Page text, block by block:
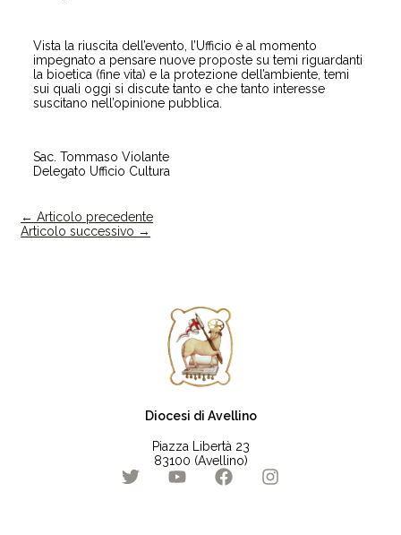
Vista la riuscita dell’evento, l’Ufficio è al momento
impegnato a pensare nuove proposte su temi riguardanti
la bioetica (fine vita) e la protezione dell’ambiente, temi
sui quali oggi si discute tanto e che tanto interesse
suscitano nell’opinione pubblica.
Sac. Tommaso Violante
Delegato Ufficio Cultura
← Articolo precedente
Articolo successivo →
Diocesi di Avellino
Piazza Libertà 23
83100 (Avellino)